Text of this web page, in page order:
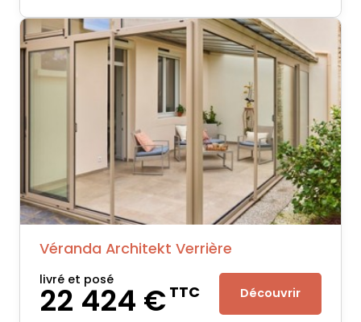
Véranda Architekt Verrière
livré et posé
22 424 €TTC Découvrir